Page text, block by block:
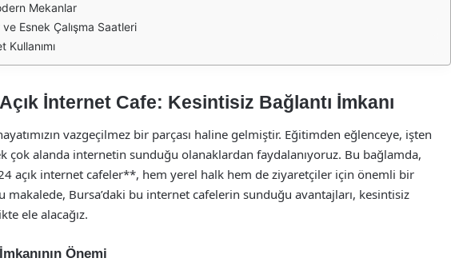
Mekanlar
Esnek Çalışma Saatleri
Kullanımı
İnternet Cafe: Kesintisiz Bağlantı İmkanı
vazgeçilmez bir parçası haline gelmiştir. Eğitimden eğlenceye, işten
çok alanda internetin sunduğu olanaklardan faydalanıyoruz. Bu bağlamda,
açık internet cafeler**, hem yerel halk hem de ziyaretçiler için önemli bir
makalede, Bursa’daki bu internet cafelerin sunduğu avantajları, kesintisiz
ele alacağız.
Önemi